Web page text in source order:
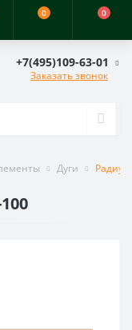
0 0
+7(495)109-63-01
Заказать звонок
Дуги Радиус